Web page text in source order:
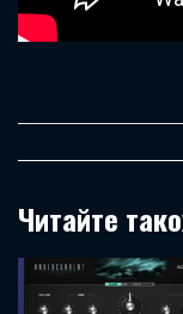
Читайте